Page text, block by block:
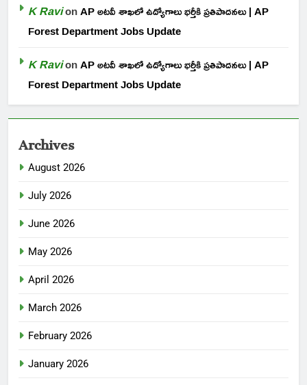
K RavionAP అటవీ శాఖలో ఉద్యోగాలు భర్తీకి ప్రతిపాదనలు | AP
Forest Department Jobs Update
K RavionAP అటవీ శాఖలో ఉద్యోగాలు భర్తీకి ప్రతిపాదనలు | AP
Forest Department Jobs Update
Archives
August 2026
July 2026
June 2026
May 2026
April 2026
March 2026
February 2026
January 2026